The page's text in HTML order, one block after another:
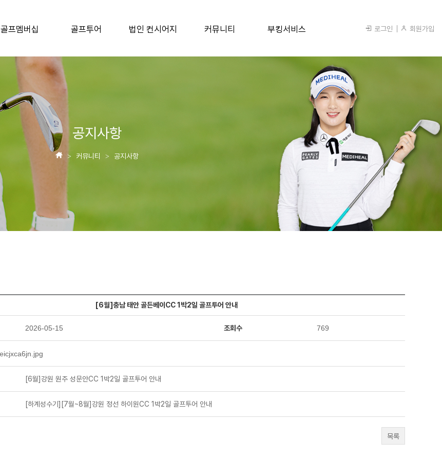
골프멤버십 골프투어 법인 컨시어지 커뮤니티 부킹서비스 로그인 회원가입
공지사항
> 커뮤니티 > 공지사항
[6월]충남 태안 골든베이CC 1박2일 골프투어 안내
2026-05-15 조회수 769
[6월]강원 원주 성문안CC 1박2일 골프투어 안내
[하계성수기][7월~8월]강원 정선 하이원CC 1박2일 골프투어 안내
목록